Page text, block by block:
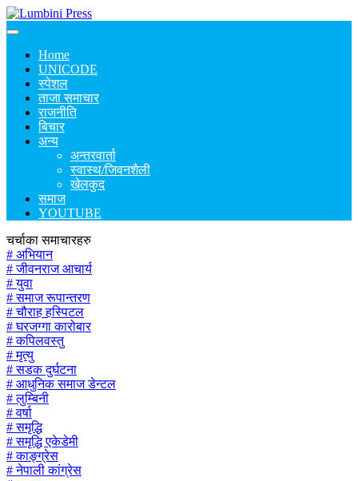
Home
UNICODE
स्पेशल
ताजा समाचार
राजनीति
बिचार
अन्य
अन्तरवार्ता
स्वास्थ/जिवनशैली
खेलकुद
समाज
YOUTUBE
चर्चाका समाचारहरु
# अभियान
# जीवनराज आचार्य
# युवा
# समाज रूपान्तरण
# चौराह हस्पिटल
# घरजग्गा कारोबार
# कपिलवस्तु
# मृत्यु
# सडक दुर्घटना
# आधुनिक समाज डेन्टल
# लुम्बिनी
# वर्षा
# समृद्धि
# समृद्धि एकेडेमी
# काङ्ग्रेस
# नेपाली कांग्रेस